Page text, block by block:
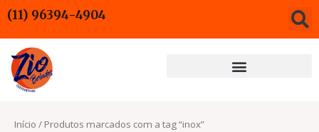
para
o
conteúdo
(11) 96394-4904
Início / Produtos marcados com a tag “inox”